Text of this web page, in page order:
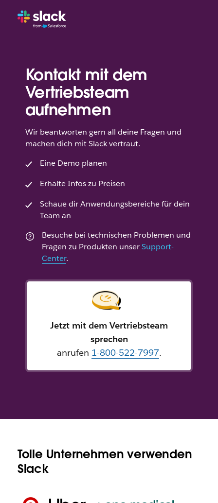
Kontakt mit dem
Vertriebsteam
aufnehmen
Wir beantworten gern all deine Fragen und
machen dich mit Slack vertraut.
Eine Demo planen
Erhalte Infos zu Preisen
Schaue dir Anwendungsbereiche für dein
Team an
Besuche bei technischen Problemen und
Fragen zu Produkten unserSupport-
Center.
Jetzt mit dem Vertriebsteam
sprechen
anrufen 1-800-522-7997.
Tolle Unternehmen verwenden
Slack